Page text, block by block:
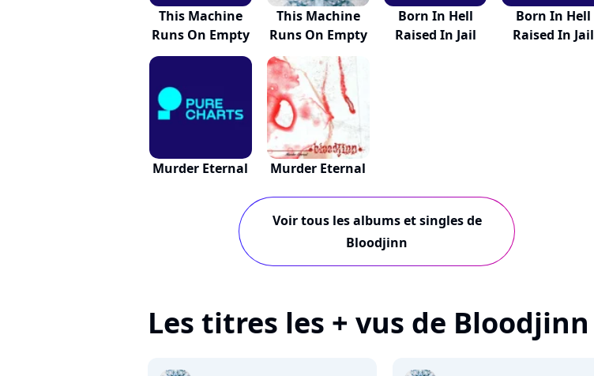
This Machine
Runs On Empty
This Machine
Runs On Empty
Born In Hell
Raised In Jail
Born In Hell
Raised In Jail
Murder Eternal Murder Eternal
Voir tous les albums et singles de
Bloodjinn
Les titres les + vus de Bloodjinn